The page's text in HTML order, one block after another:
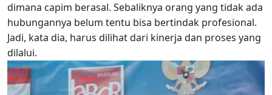
dimana capim berasal. Sebaliknya orang yang tidak ada
hubungannya belum tentu bisa bertindak profesional.
Jadi, kata dia, harus dilihat dari kinerja dan proses yang
dilalui.